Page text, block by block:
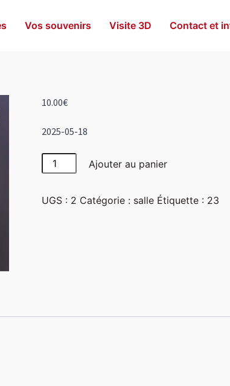
Vos souvenirs Visite 3D Contact et
10.00€
2025-05-18
quantité
de
Ajouter au panier
UGS : 2 Catégorie : salle Étiquette : 23